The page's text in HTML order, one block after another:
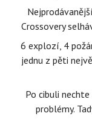
Crossovery
6 explozí, 4
jednu z pěti
Po cibuli
problémy.